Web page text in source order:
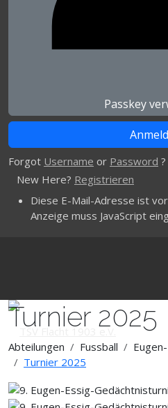
Passkey
Forgot Username or Password ?
New Here? Registrieren
Diese E-Mail-Adresse ist
Anzeige muss JavaScript
Turnier 2025
Abteilungen Fussball
Turnier 2025